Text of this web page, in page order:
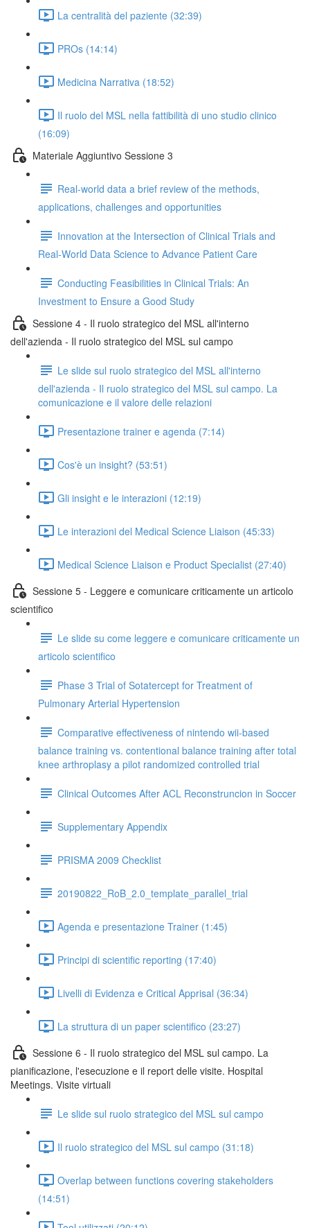
La centralità del paziente (32:39)
PROs (14:14)
Medicina Narrativa (18:52)
Il ruolo del MSL nella fattibilità di uno studio clinico
(16:09)
Materiale Aggiuntivo Sessione 3
Real-world data a brief review of the methods,
applications, challenges and opportunities
Innovation at the Intersection of Clinical Trials and
Real-World Data Science to Advance Patient Care
Conducting Feasibilities in Clinical Trials: An
Investment to Ensure a Good Study
Sessione 4 - Il ruolo strategico del MSL all'interno
dell'azienda - Il ruolo strategico del MSL sul campo
Le slide sul ruolo strategico del MSL all'interno
dell'azienda - Il ruolo strategico del MSL sul campo. La
comunicazione e il valore delle relazioni
Presentazione trainer e agenda (7:14)
Cos'è un insight? (53:51)
Gli insight e le interazioni (12:19)
Le interazioni del Medical Science Liaison (45:33)
Medical Science Liaison e Product Specialist (27:40)
Sessione 5 - Leggere e comunicare criticamente un articolo
scientifico
Le slide su come leggere e comunicare criticamente un
articolo scientifico
Phase 3 Trial of Sotatercept for Treatment of
Pulmonary Arterial Hypertension
Comparative effectiveness of nintendo wii-based
balance training vs. contentional balance training after total
knee arthroplasy a pilot randomized controlled trial
Clinical Outcomes After ACL Reconstruncion in Soccer
Supplementary Appendix
PRISMA 2009 Checklist
20190822_RoB_2.0_template_parallel_trial
Agenda e presentazione Trainer (1:45)
Principi di scientific reporting (17:40)
Livelli di Evidenza e Critical Apprisal (36:34)
La struttura di un paper scientifico (23:27)
Sessione 6 - Il ruolo strategico del MSL sul campo. La
pianificazione, l'esecuzione e il report delle visite. Hospital
Meetings. Visite virtuali
Le slide sul ruolo strategico del MSL sul campo
Il ruolo strategico del MSL sul campo (31:18)
Overlap between functions covering stakeholders
(14:51)